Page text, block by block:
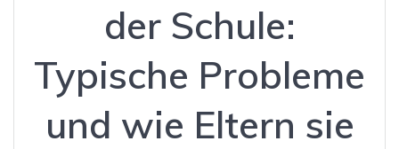
der Schule:
Typische Probleme
und wie Eltern sie